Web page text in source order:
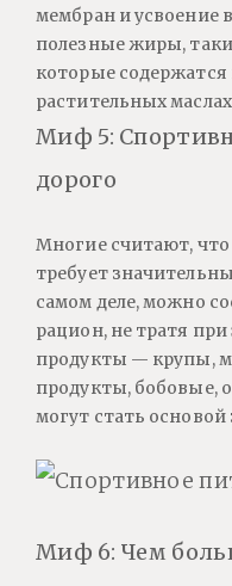
мембран и усвоение
полезные жиры,
которые содержатся
растительных
Миф 5:
дорого
Многие считают,
требует
самом деле, можно
рацион, не тратя
продукты — крупы,
продукты, бобовые,
могут стать
Миф 6: Чем